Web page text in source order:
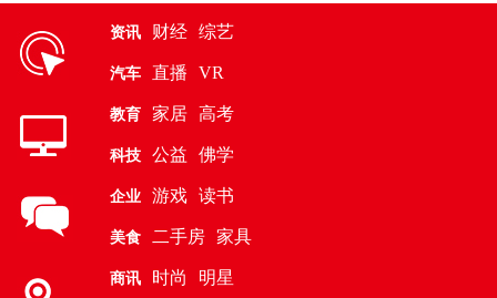
资讯 财经 综艺
汽车 直播 VR
教育 家居 高考
科技 公益 佛学
企业 游戏 读书
美食 二手房 家具
商讯 时尚 明星